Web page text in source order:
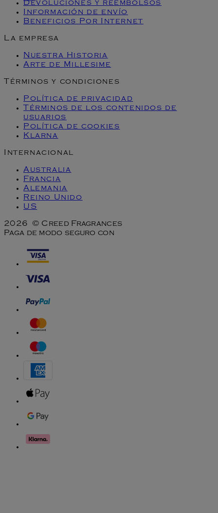
Devoluciones y reembolsos
Información de envío
Beneficios Por Internet
La empresa
Nuestra Historia
Arte de Millesime
Términos y condiciones
Política de privacidad
Términos de los contenidos de
usuarios
Política de cookies
Klarna
Internacional
Australia
Francia
Alemania
Reino Unido
US
2026 © Creed Fragrances
Paga de modo seguro con